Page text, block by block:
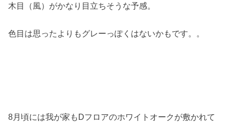
木目（風）がかなり目立ちそうな予感。
色目は思ったよりもグレーっぽくはないかもです。。
8月頃には我が家もDフロアのホワイトオークが敷かれて